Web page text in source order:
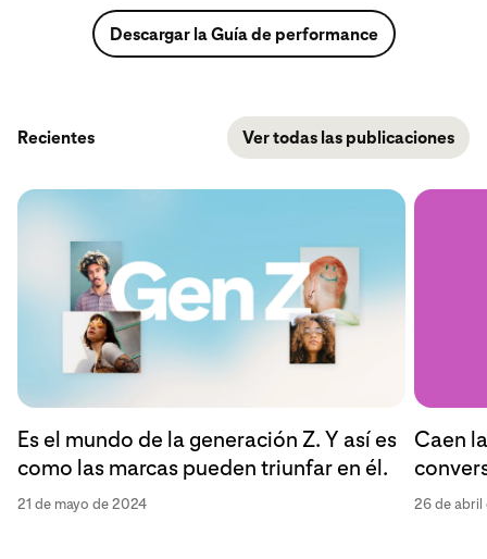
Descargar la Guía de performance
Recientes Ver todas las publicaciones
Es el mundo de la generación Z. Y así es
como las marcas pueden triunfar en él.
21 de mayo de 2024
Caen
26 de abril